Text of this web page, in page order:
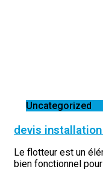
Uncategorized
devis
Le flotteur est un
bien fonctionnel